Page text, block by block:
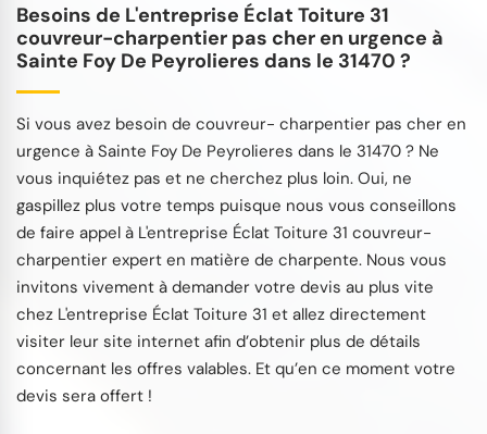
Besoins de L'entreprise Éclat Toiture 31
couvreur-charpentier pas cher en urgence à
Sainte Foy De Peyrolieres dans le 31470 ?
Si vous avez besoin de couvreur- charpentier pas cher en
urgence à Sainte Foy De Peyrolieres dans le 31470 ? Ne
vous inquiétez pas et ne cherchez plus loin. Oui, ne
gaspillez plus votre temps puisque nous vous conseillons
de faire appel à L'entreprise Éclat Toiture 31 couvreur-
charpentier expert en matière de charpente. Nous vous
invitons vivement à demander votre devis au plus vite
chez L'entreprise Éclat Toiture 31 et allez directement
visiter leur site internet afin d’obtenir plus de détails
concernant les offres valables. Et qu’en ce moment votre
devis sera offert !